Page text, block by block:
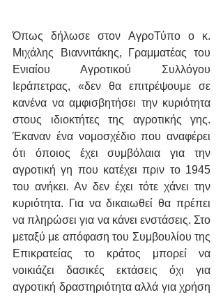
Όπως δήλωσε στον ΑγροΤύπο ο κ.
Μιχάλης Βιαννιτάκης, Γραμματέας του
Ενιαίου Αγροτικού Συλλόγου
Ιεράπετρας, «δεν θα επιτρέψουμε σε
κανένα να αμφισβητήσει την κυριότητα
στους ιδιοκτήτες της αγροτικής γης.
Έκαναν ένα νομοσχέδιο που αναφέρει
ότι όποιος έχει συμβόλαια για την
αγροτική γη που κατέχει πριν το 1945
του ανήκει. Αν δεν έχει τότε χάνει την
κυριότητα. Για να δικαιωθεί θα πρέπει
να πληρώσει για να κάνει ενστάσεις. Στο
μεταξύ με απόφαση του Συμβουλίου της
Επικρατείας το κράτος μπορεί να
νοικιάζει δασικές εκτάσεις όχι για
αγροτική δραστηριότητα αλλά για χρήση